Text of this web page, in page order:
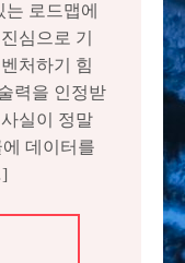
로드맵에
심으로 기
처하기 힘
력을 인정받
실이 정말
데이터를